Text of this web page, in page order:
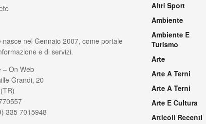
nasce nel Gennaio 2007, come portale
e di servizi.
– On Web
Grandi, 20
335 7015948
Altri Sport
Ambiente
Ambiente E
Turismo
Arte
Arte A Terni
Arte A Terni
Arte E Cultura
Articoli Recenti